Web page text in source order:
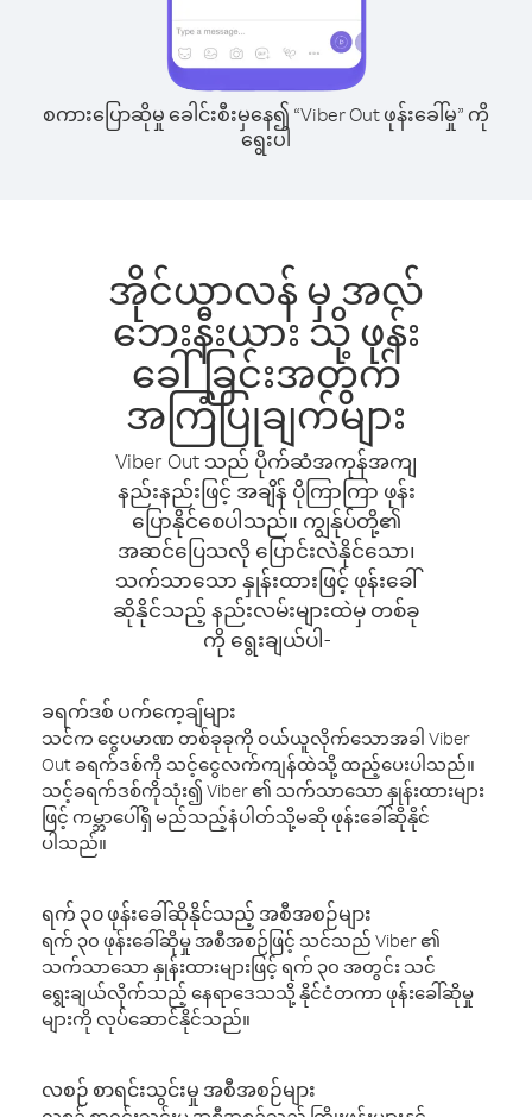
စကားပြောဆိုမှု ခေါင်းစီးမှနေ၍ “Viber Out ဖုန်းခေါ်မှု” ကို
ရွေးပါ
အိုင်ယာလန် မှ အလ်
ဘေးနီးယား သို့ ဖုန်း
ခေါ်ခြင်းအတွက်
အကြံပြုချက်များ
Viber Out သည် ပိုက်ဆံအကုန်အကျ
နည်းနည်းဖြင့် အချိန် ပိုကြာကြာ ဖုန်း
ပြောနိုင်စေပါသည်။ ကျွန်ုပ်တို့၏
အဆင်ပြေသလို ပြောင်းလဲနိုင်သော၊
သက်သာသော နှုန်းထားဖြင့် ဖုန်းခေါ်
ဆိုနိုင်သည့် နည်းလမ်းများထဲမှ တစ်ခု
ကို ရွေးချယ်ပါ-
ခရက်ဒစ် ပက်ကေ့ချ်များ
သင်က ငွေပမာဏ တစ်ခုခုကို ဝယ်ယူလိုက်သောအခါ Viber
Out ခရက်ဒစ်ကို သင့်ငွေလက်ကျန်ထဲသို့ ထည့်ပေးပါသည်။
သင့်ခရက်ဒစ်ကိုသုံး၍ Viber ၏ သက်သာသော နှုန်းထားများ
ဖြင့် ကမ္ဘာပေါ်ရှိ မည်သည့်နံပါတ်သို့မဆို ဖုန်းခေါ်ဆိုနိုင်
ပါသည်။
ရက် ၃၀ ဖုန်းခေါ်ဆိုနိုင်သည့် အစီအစဉ်များ
ရက် ၃၀ ဖုန်းခေါ်ဆိုမှု အစီအစဉ်ဖြင့် သင်သည် Viber ၏
သက်သာသော နှုန်းထားများဖြင့် ရက် ၃၀ အတွင်း သင်
ရွေးချယ်လိုက်သည့် နေရာဒေသသို့ နိုင်ငံတကာ ဖုန်းခေါ်ဆိုမှု
များကို လုပ်ဆောင်နိုင်သည်။
လစဉ် စာရင်းသွင်းမှု အစီအစဉ်များ